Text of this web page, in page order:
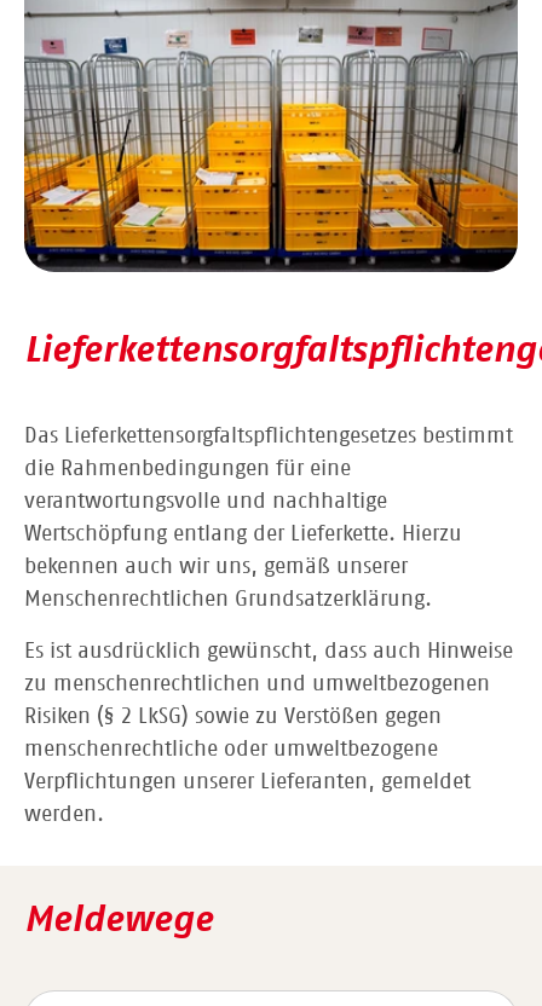
Das Lieferkettensorgfaltspflichtengesetzes bestimmt
die Rahmenbedingungen für eine
verantwortungsvolle und nachhaltige
Wertschöpfung entlang der Lieferkette. Hierzu
bekennen auch wir uns, gemäß unserer
Menschenrechtlichen Grundsatzerklärung.
Es ist ausdrücklich gewünscht, dass auch Hinweise
zu menschenrechtlichen und umweltbezogenen
Risiken (§ 2 LkSG) sowie zu Verstößen gegen
menschenrechtliche oder umweltbezogene
Verpflichtungen unserer Lieferanten, gemeldet
werden.
Meldewege